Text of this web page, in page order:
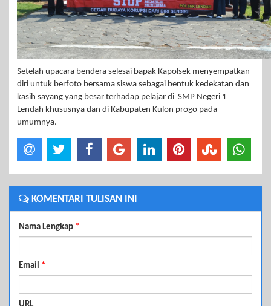
Setelah upacara bendera selesai bapak Kapolsek menyempatkan
diri untuk berfoto bersama siswa sebagai bentuk kedekatan dan
kasih sayang yang besar terhadap pelajar di SMP Negeri 1
Lendah khususnya dan di Kabupaten Kulon progo pada
umumnya.
KOMENTARI TULISAN INI
Nama Lengkap *
Email *